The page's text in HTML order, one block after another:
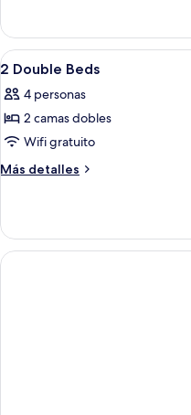
Shower
King
ADA
Shower
Abrir
todas
las
fotos
de
2
9
2 Double Beds
4 personas
2 camas dobles
Wifi gratuito
Más detalles
Más
Double
Beds